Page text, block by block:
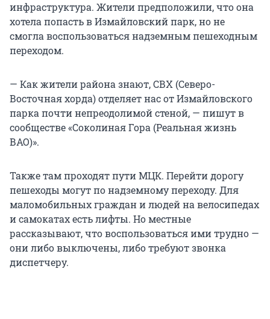
инфраструктура. Жители предположили, что она
хотела попасть в Измайловский парк, но не
смогла воспользоваться надземным пешеходным
переходом.
— Как жители района знают, СВХ (Северо-
Восточная хорда) отделяет нас от Измайловского
парка почти непреодолимой стеной, — пишут в
сообществе «Соколиная Гора (Реальная жизнь
ВАО)».
Также там проходят пути МЦК. Перейти дорогу
пешеходы могут по надземному переходу. Для
маломобильных граждан и людей на велосипедах
и самокатах есть лифты. Но местные
рассказывают, что воспользоваться ими трудно —
они либо выключены, либо требуют звонка
диспетчеру.